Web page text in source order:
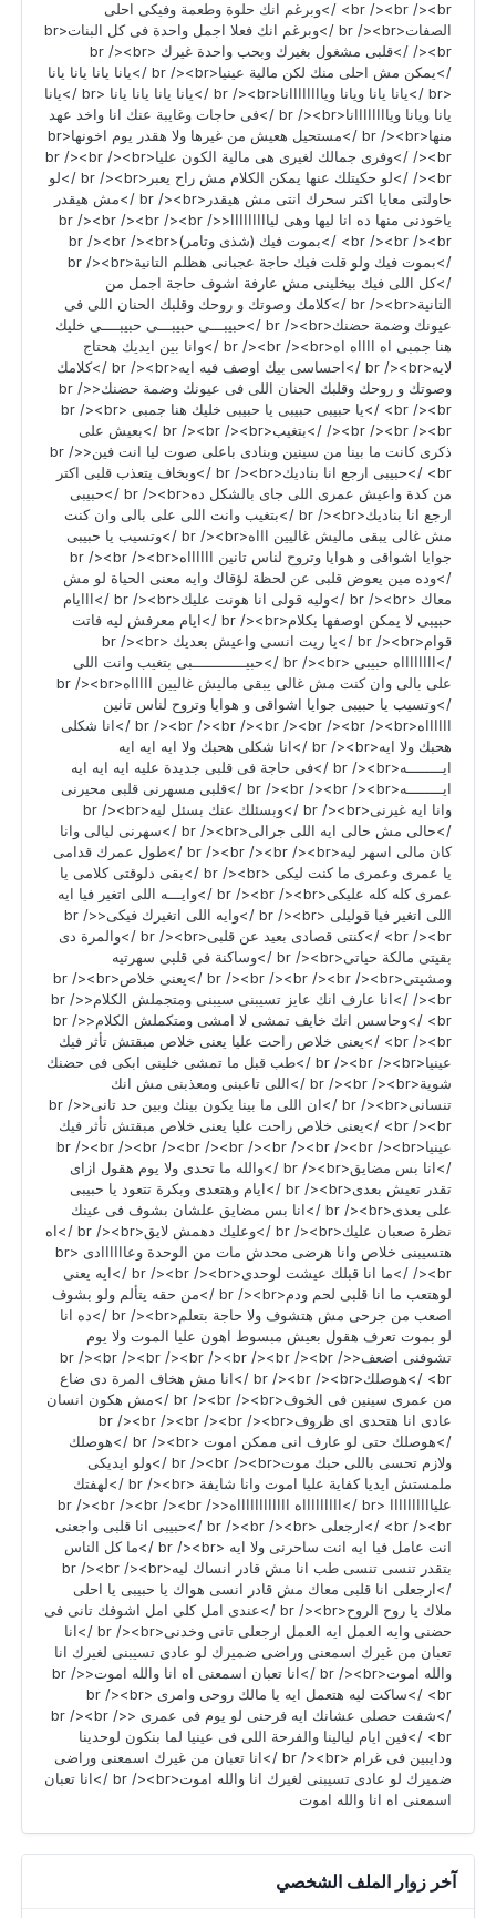
<br /><br /><br />وبرغم انك حلوة وطعمة وفيكى احلى
الصفات<br /><br />وبرغم انك فعلا اجمل واحدة فى كل البنات<br
/><br />قلبى مشغول بغيرك وبحب واحدة غيرك <br /><br
/>يمكن مش احلى منك لكن مالية عينيا<br /><br />يانا يانا يانا يانا
<br />يانا يانا ويانا وياااااااانا<br /><br />يانا يانا يانا يانا <br />يانا
يانا ويانا وياااااااانا<br /><br />فى حاجات وغايبة عنك انا واخد عهد
منها<br /><br />مستحيل هعيش من غيرها ولا هقدر يوم اخونها<br
/><br />وفرى جمالك لغيرى هى مالية الكون عليا<br /><br /><br
/><br />لو حكيتلك عنها يمكن الكلام مش راح يعبر<br /><br />لو
حاولتى معايا اكتر سحرك انتى مش هيقدر<br /><br />مش هيقدر
ياخودنى منها ده انا ليها وهى ليااااااااا<br /><br /><br /><br />
<br /><br /><br />بموت فيك (شذى وتامر)<br /><br /><br
/>بموت فيك ولو قلت فيك حاجة عجبانى هظلم التانية<br /><br
/>كل اللى فيك بيخلينى مش عارفة اشوف حاجة اجمل من
التانية<br /><br />كلامك وصوتك و روحك وقلبك الحنان اللى فى
عيونك وضمة حضنك<br /><br />حبيبـــى حبيبـــى حبيبــــى خليك
هنا جمبى اه ااااه اه<br /><br /><br />وانا بين ايديك هحتاج
لايه<br /><br />احساسى بيك اوصف فيه ايه<br /><br />كلامك
وصوتك و روحك وقلبك الحنان اللى فى عيونك وضمة حضنك<br />
<br /><br />يا حبيبى حبيبى يا حبيبى خليك هنا جمبى <br /><br
/><br /><br /><br />بتغيب<br /><br /><br />بعيش على
ذكرى كانت ما بينا من سينين وبنادى باعلى صوت ليا انت فين<br />
<br />حبيبى ارجع انا بناديك<br /><br />وبخاف يتعذب قلبى اكتر
من كدة واعيش عمرى اللى جاى بالشكل ده<br /><br />حبيبى
ارجع انا بناديك<br /><br />بتغيب وانت اللى على بالى وان كنت
مش غالى يبقى ماليش غاليين اااه<br /><br />وتسيب يا حبيبى
جوايا اشواقى و هوايا وتروح لناس تانين ااااااه<br /><br /><br
/>وده مين يعوض قلبى عن لحظة لؤقاك وايه معنى الحياة لو مش
معاك <br /><br />وليه قولى انا هونت عليك<br /><br />ااايام
حبيبى لا يمكن اوصفها بكلام<br /><br />ايام معرفش ليه فاتت
قوام<br /><br />يا ريت انسى واعيش بعديك <br /><br
/>ااااااااه حبيبى <br /><br />حبيــــــــــــبى بتغيب وانت اللى
على بالى وان كنت مش غالى يبقى ماليش غاليين اااااه<br /><br
/>وتسيب يا حبيبى جوايا اشواقى و هوايا وتروح لناس تانين
ااااااه<br /><br /><br /><br /><br /><br /><br />انا شكلى
هحبك ولا ايه<br /><br />انا شكلى هحبك ولا ايه ايه ايه
ايــــــــه<br /><br />فى حاجة فى قلبى جديدة عليه ايه ايه ايه
ايــــــــه<br /><br /><br /><br />قلبى مسهرنى قلبى محيرنى
وانا ايه غيرنى<br /><br />وبسئلك عنك بسئل ليه<br /><br
/>حالى مش حالى ايه اللى جرالى<br /><br />سهرنى ليالى وانا
كان مالى اسهر ليه<br /><br /><br /><br />طول عمرك قدامى
يا عمرى وعمرى ما كنت ليكى <br /><br />بقى دلوقتى كلامى يا
عمرى كله كله عليكى<br /><br /><br />وايـــه اللى اتغير فيا ايه
اللى اتغير فيا قوليلى <br /><br />وايه اللى اتغيرك فيكى<br />
<br /><br />كنتى قصادى بعيد عن قلبى<br /><br />والمرة دى
بقيتى مالكة حياتى<br /><br />وساكنة فى قلبى سهرتيه
ومشيتى<br /><br /><br /><br /><br />يعنى خلاص<br /><br
/><br />انا عارف انك عايز تسيبنى سيبنى ومتجملش الكلام<br />
<br />وحاسس انك خايف تمشى لا امشى ومتكملش الكلام<br />
<br /><br />يعنى خلاص راحت عليا يعنى خلاص مبقتش تأثر فيك
عينيا<br /><br /><br />طب قبل ما تمشى خلينى ابكى فى حضنك
شوية<br /><br /><br />اللى تاعبنى ومعذبنى مش انك
تنسانى<br /><br />ان اللى ما بينا يكون بينك وبين حد تانى<br />
<br /><br />يعنى خلاص راحت عليا يعنى خلاص مبقتش تأثر فيك
عينيا<br /><br /><br /><br /><br /><br /><br /><br /><br
/>انا بس مضايق<br /><br />والله ما تحدى ولا يوم هقول ازاى
تقدر تعيش بعدى<br /><br />ايام وهتعدى وبكرة تتعود يا حبيبى
على بعدى<br /><br />انا بس مضايق علشان بشوف فى عينك
نظرة صعبان عليك<br /><br />وعليك دهمش لايق<br /><br />اه
هتسيبنى خلاص وانا هرضى محدش مات من الوحدة وعاااااادى <br
/><br />ما انا قبلك عيشت لوحدى<br /><br /><br />ايه يعنى
لوهتعب ما انا قلبى لحم ودم<br /><br />من حقه يتألم ولو بشوف
اصعب من جرحى مش هتشوف ولا حاجة بتعلم<br /><br />ده انا
لو بموت تعرف هقول بعيش مبسوط اهون عليا الموت ولا يوم
تشوفنى اضعف<br /><br /><br /><br /><br /><br /><br />
<br />هوصلك<br /><br /><br />انا مش هخاف المرة دى ضاع
من عمرى سينين فى الخوف<br /><br /><br />مش هكون انسان
عادى انا هتحدى اى ظروف<br /><br /><br /><br /><br
/>هوصلك حتى لو عارف انى ممكن اموت <br /><br />هوصلك
ولازم تحسى باللى حبك موت<br /><br /><br />ولو ايديكى
ملمستش ايديا كفاية عليا اموت وانا شايفة <br /><br />لهفتك
علياااااااااا <br />اااااااااه ااااااااااااه<br /><br /><br /><br />
<br /><br />ارجعلى <br /><br /><br />حبيبى انا قلبى واجعنى
انت عامل فيا ايه انت ساحرنى ولا ايه <br /><br />ما كل الناس
بتقدر تنسى تنسى طب انا مش قادر انساك ليه<br /><br /><br
/>ارجعلى انا قلبى معاك مش قادر انسى هواك يا حبيبى يا احلى
ملاك يا روح الروح<br /><br />عندى امل كلى امل اشوفك تانى فى
حضنى وايه العمل ايه العمل ارجعلى تانى وخدنى<br /><br />انا
تعبان من غيرك اسمعنى وراضى ضميرك لو عادى تسيبنى لغيرك انا
والله اموت<br /><br />انا تعبان اسمعنى اه انا والله اموت<br />
<br />ساكت ليه هتعمل ايه يا مالك روحى وامرى <br /><br
/>شفت حصلى عشانك ايه فرحنى لو يوم فى عمرى <br /><br />
<br />فين ايام ليالينا والفرحة اللى فى عينيا لما بنكون لوحدينا
ودايبين فى غرام <br /><br />انا تعبان من غيرك اسمعنى وراضى
ضميرك لو عادى تسيبنى لغيرك انا والله اموت<br /><br />انا تعبان
اسمعنى اه انا والله اموت
آخر زوار الملف الشخصي